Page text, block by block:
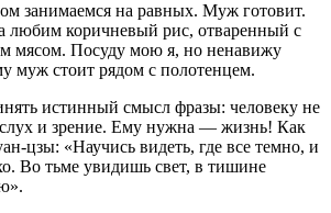
занимаемся на равных. Муж готовит.
любим коричневый рис, отваренный с
мясом. Посуду мою я, но ненавижу
муж стоит рядом с полотенцем.
истинный смысл фразы: человеку не
и зрение. Ему нужна — жизнь! Как
цзы: «Научись видеть, где все темно, и
Во тьме увидишь свет, в тишине